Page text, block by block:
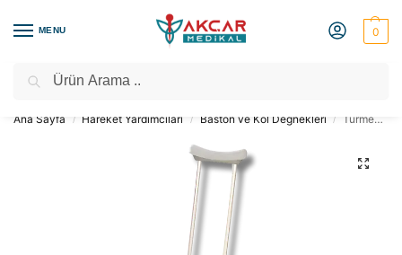
MENU 0
Medikal Market – Medikal Ürünler
Ana Sayfa / Hareket Yardımcıları / Baston ve Kol Değnekleri / Turmed-Alüminyüm Koltuk Değneği (TEKLİ)